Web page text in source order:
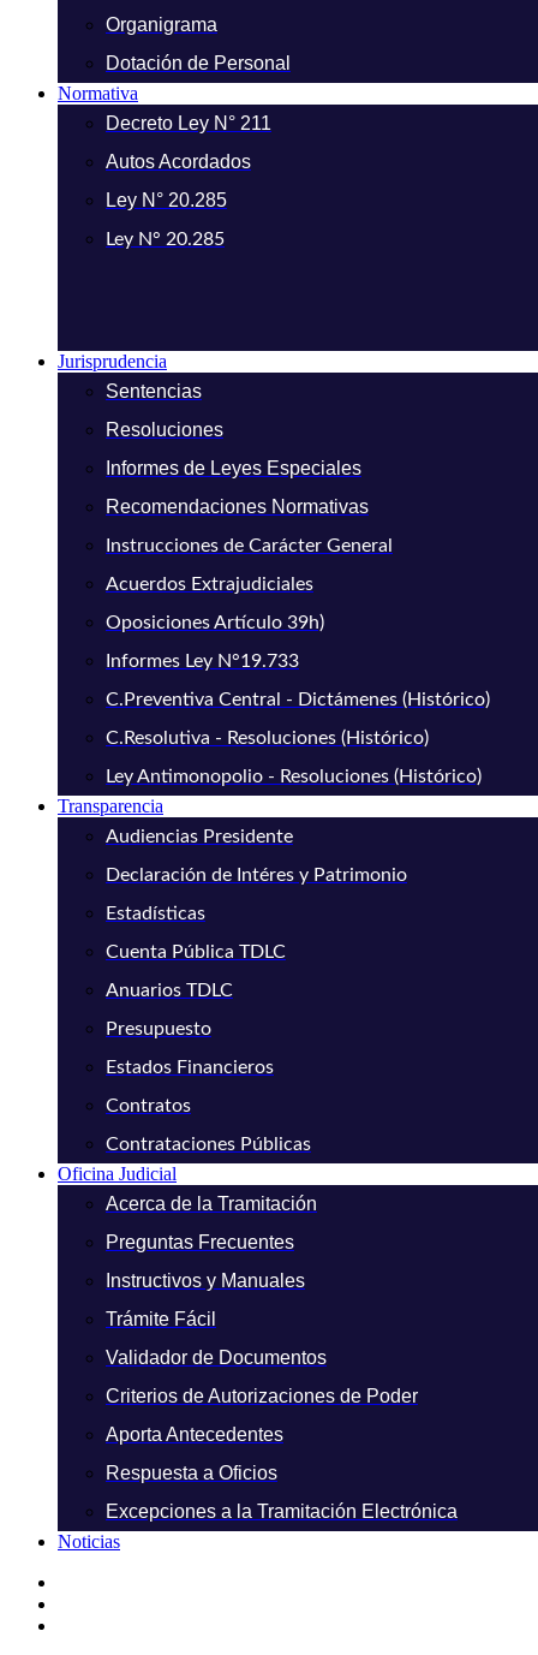
Organigrama
Dotación de Personal
Normativa
Decreto Ley N° 211
Autos Acordados
Ley N° 20.285
Ley N° 20.285
Jurisprudencia
Sentencias
Resoluciones
Informes de Leyes Especiales
Recomendaciones Normativas
Instrucciones de Carácter General
Acuerdos Extrajudiciales
Oposiciones Artículo 39h)
Informes Ley N°19.733
C.Preventiva Central - Dictámenes (Histórico)
C.Resolutiva - Resoluciones (Histórico)
Ley Antimonopolio - Resoluciones (Histórico)
Transparencia
Audiencias Presidente
Declaración de Intéres y Patrimonio
Estadísticas
Cuenta Pública TDLC
Anuarios TDLC
Presupuesto
Estados Financieros
Contratos
Contrataciones Públicas
Oficina Judicial
Acerca de la Tramitación
Preguntas Frecuentes
Instructivos y Manuales
Trámite Fácil
Validador de Documentos
Criterios de Autorizaciones de Poder
Aporta Antecedentes
Respuesta a Oficios
Excepciones a la Tramitación Electrónica
Noticias